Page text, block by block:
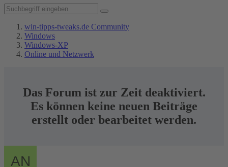
win-tipps-tweaks.de Community
Windows
Windows-XP
Online und Netzwerk
Das Forum ist zur Zeit deaktiviert.
Es können keine neuen Beiträge
erstellt oder bearbeitet werden.